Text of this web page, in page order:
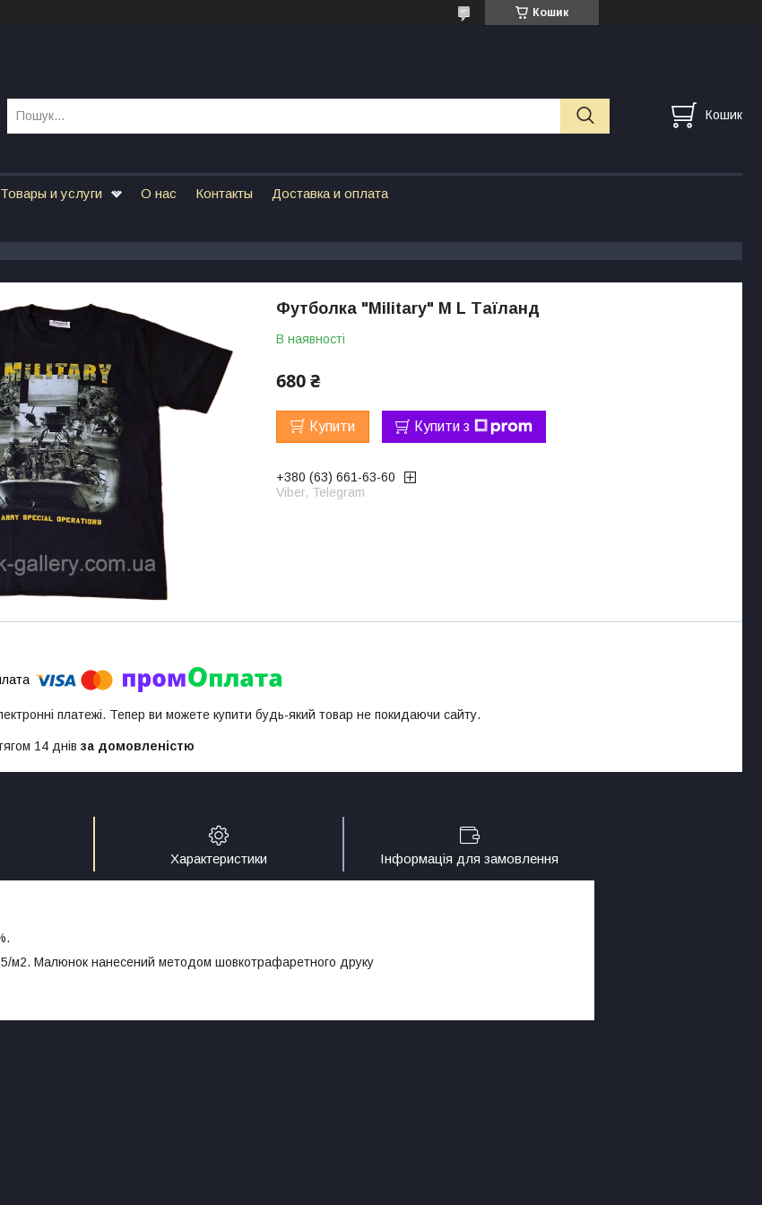
Кошик
Кошик
Товары и услуги О нас Контакты Доставка и оплата
Футболка "Military" M L Таїланд
В наявності
680 ₴
Купити Купити з
+380 (63) 661-63-60
Viber, Telegram
платежі. Тепер ви можете купити будь-який товар не покидаючи сайту.
14 днів за домовленістю
Характеристики Інформація для замовлення
м2. Малюнок нанесений методом шовкотрафаретного друку